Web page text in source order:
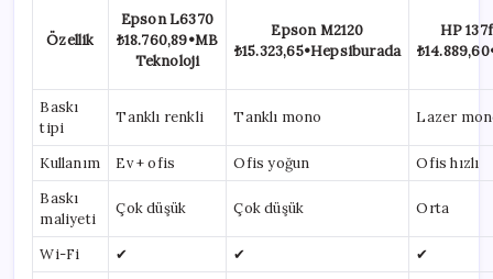
Özellik
Epson L6370
₺18.760,89•MB
Teknoloji
Epson M2120
₺15.323,65•Hepsiburada
HP
₺14.889,60
Baskı
tipi
Tanklı renkli Tanklı mono Lazer
Kullanım Ev + ofis Ofis yoğun
Ofis hızlı
Baskı
maliyeti
Çok düşük Çok düşük Orta
Wi-Fi ✔ ✔
✔